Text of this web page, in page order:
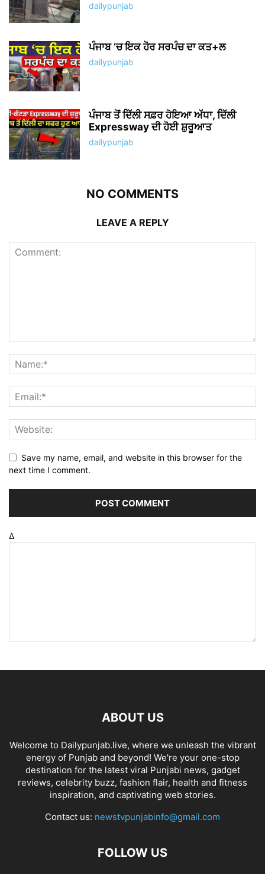
dailypunjab
ਪੰਜਾਬ ‘ਚ ਇਕ ਹੋਰ ਸਰਪੰਚ ਦਾ ਕਤ+ਲ
dailypunjab
ਪੰਜਾਬ ਤੋਂ ਦਿੱਲੀ ਸਫ਼ਰ ਹੋਇਆ ਅੱਧਾ, ਦਿੱਲੀ
Expressway ਦੀ ਹੋਈ ਸ਼ੁਰੂਆਤ
dailypunjab
NO COMMENTS
LEAVE A REPLY
Save my name, email, and website in this browser for the
next time I comment.
Δ
ABOUT US
Welcome to Dailypunjab.live, where we unleash the vibrant
energy of Punjab and beyond! We're your one-stop
destination for the latest viral Punjabi news, gadget
reviews, celebrity buzz, fashion flair, health and fitness
inspiration, and captivating web stories.
Contact us: newstvpunjabinfo@gmail.com
FOLLOW US